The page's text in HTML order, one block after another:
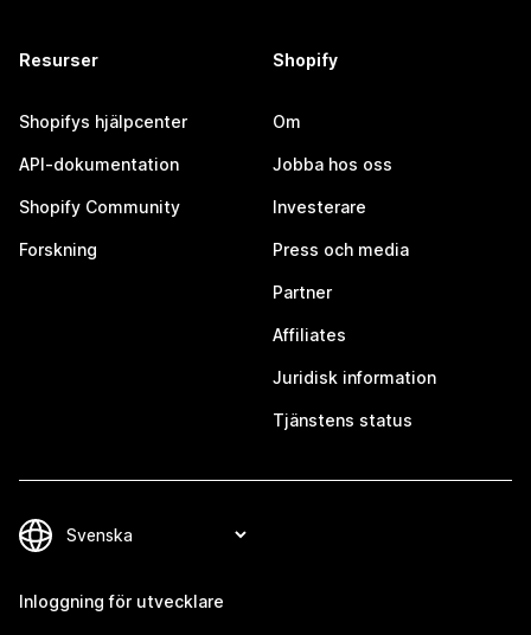
Resurser
Shopifys hjälpcenter
API-dokumentation
Shopify Community
Forskning
Shopify
Om
Jobba hos oss
Investerare
Press och media
Partner
Affiliates
Juridisk information
Tjänstens status
Inloggning för utvecklare